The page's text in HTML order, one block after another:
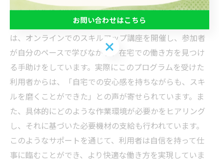
こで重要になるのが、彼らの在宅勤務を支援するための
支援機関の取り組みです。例えば、ある就労支援団体で
は、オンラインでのスキルアップ講座を開催し、参加者
が自分のペースで学びながら、在宅での働き方を見つけ
る手助けをしています。実際にこのプログラムを受けた
利用者からは、「自宅での安心感を持ちながらも、スキ
ルを磨くことができた」との声が寄せられています。ま
た、具体的にどのような作業環境が必要かをヒアリング
し、それに基づいた必要機材の支給も行われています。
このようなサポートを通じて、利用者は自信を持って仕
事に臨むことができ、より快適な働き方を実現していま
お問い合わせはこちら
お問い合わせはこちら